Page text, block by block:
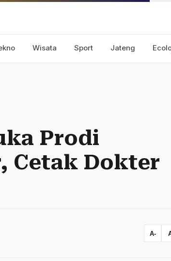
Wisata Sport Jateng
Prodi
Cetak Dokter
A-